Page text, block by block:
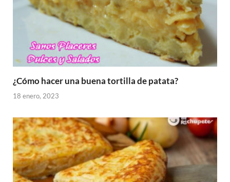
¿Cómo hacer una buena tortilla de patata?
18 enero, 2023